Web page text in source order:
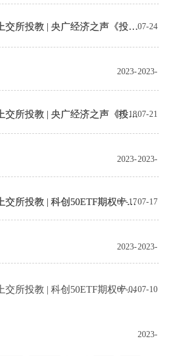
07-24
上交所投教 | 央广经济之声《投资修炼手册》走进沪市股票期权第4期：股票期权合约中包括哪些基本要素
2023-
07-21
上交所投教 | 央广经济之声《投资修炼手册》走进沪市股票期权第3期：什么是股票期权?它又有哪些分类？
2023-
07-18
上交所投教 | 央广经济之声《投资修炼手册》走进沪市股票期权第2期：股票期权在全球市场的发展情况如何？
2023-
07-17
上交所投教 | 央广经济之声《投资修炼手册》走进沪市股票期权第1期：期权在历史上是如何发展而来的？
2023-
07-17
上交所投教 | 科创50ETF期权十问十答第十期：个人投资者如何利用上交所期权投教资源
2023-
07-10
上交所投教 | 科创50ETF期权十问十答第九期：上交所在期权投资者教育培训方面做了哪些工作？
2023-
07-04
上交所投教 | 科创50ETF期权十问十答第八期：ETF期权新品种上市风险防控和处置机制安排
2023-